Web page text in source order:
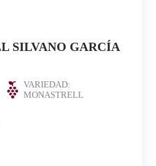
SILVANO GARCÍA
VARIEDAD:
MONASTRELL